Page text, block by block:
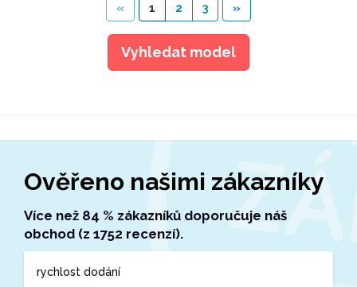
« 1 2 3 »
Vyhledat model
Ověřeno našimi zákazníky
Více než 84 % zákazníků doporučuje náš
obchod (z 1752 recenzí).
rychlost dodání